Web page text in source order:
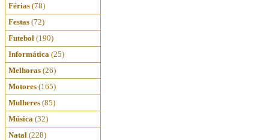
Férias (78)
Festas (72)
Futebol (190)
Informática (25)
Melhoras (26)
Motores (165)
Mulheres (85)
Música (32)
Natal (228)